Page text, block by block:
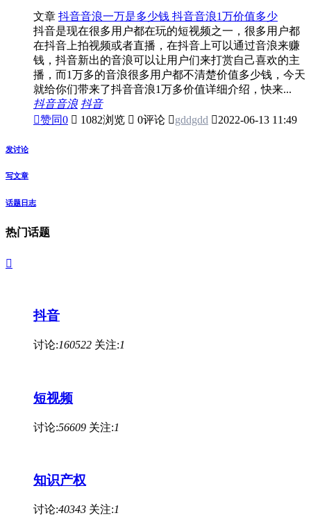
文章 抖音音浪一万是多少钱 抖音音浪1万价值多少
抖音是现在很多用户都在玩的短视频之一，很多用户都
在抖音上拍视频或者直播，在抖音上可以通过音浪来赚
钱，抖音新出的音浪可以让用户们来打赏自己喜欢的主
播，而1万多的音浪很多用户都不清楚价值多少钱，今天
就给你们带来了抖音音浪1万多价值详细介绍，快来...
抖音音浪 抖音
赞同0  1082浏览  0评论 gddgdd 2022-06-13 11:49
发讨论
写文章
话题日志
热门话题

抖音
讨论:160522 关注:1
短视频
讨论:56609 关注:1
知识产权
讨论:40343 关注:1